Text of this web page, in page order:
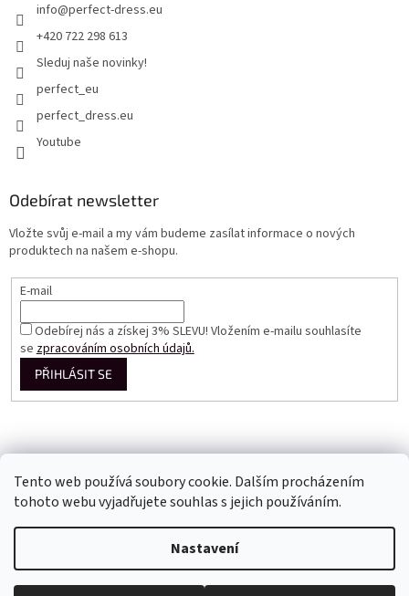
Tento web používá soubory cookie. Dalším procházením
tohoto webu vyjadřujete souhlas s jejich používáním.
Nastavení
info@perfect-dress.eu
+420 722 298 613
Sleduj naše novinky!
perfect_eu
perfect_dress.eu
Youtube
Odebírat newsletter
Vložte svůj e-mail a my vám budeme zasílat informace o nových
produktech na našem e-shopu.
E-mail
Odebírej nás a získej 3% SLEVU! Vložením e-mailu souhlasíte
sezpracováním osobních údajů.
PŘIHLÁSIT SE
Copyright 2026Perfect Dress EU. Všechna práva vyhrazena.